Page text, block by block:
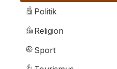
Politik
Religion
Sport